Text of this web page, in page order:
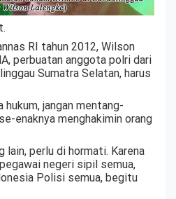
RI tahun 2012, Wilson
perbuatan anggota polri dari
Sumatra Selatan, harus
hukum, jangan mentang-
enaknya menghakimin orang
lain, perlu di hormati. Karena
negeri sipil semua,
Polisi semua, begitu